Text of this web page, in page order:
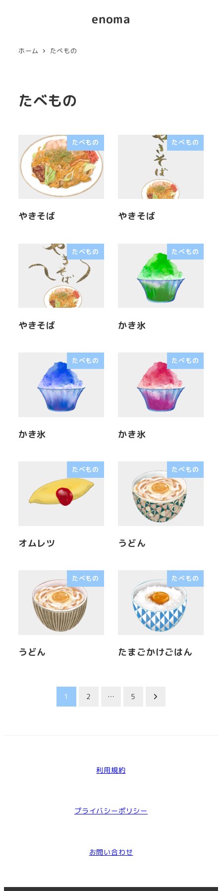
enoma
ホーム たべもの
たべもの
たべもの
やきそば
たべもの
やきそば
たべもの
やきそば
たべもの
かき氷
たべもの
かき氷
たべもの
かき氷
たべもの
オムレツ
たべもの
うどん
たべもの
うどん
たべもの
たまごかけごはん
1 2 … 5
利用規約
プライバシーポリシー
お問い合わせ